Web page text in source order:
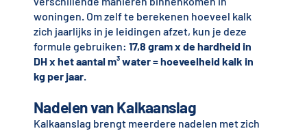
woningen. Om zelf te berekenen hoeveel kalk
zich jaarlijks in je leidingen afzet, kun je deze
formule gebruiken: 17,8 gram x de hardheid in
DH x het aantal m³ water = hoeveelheid kalk in
kg per jaar.
Nadelen van Kalkaanslag
Kalkaanslag brengt meerdere nadelen met zich